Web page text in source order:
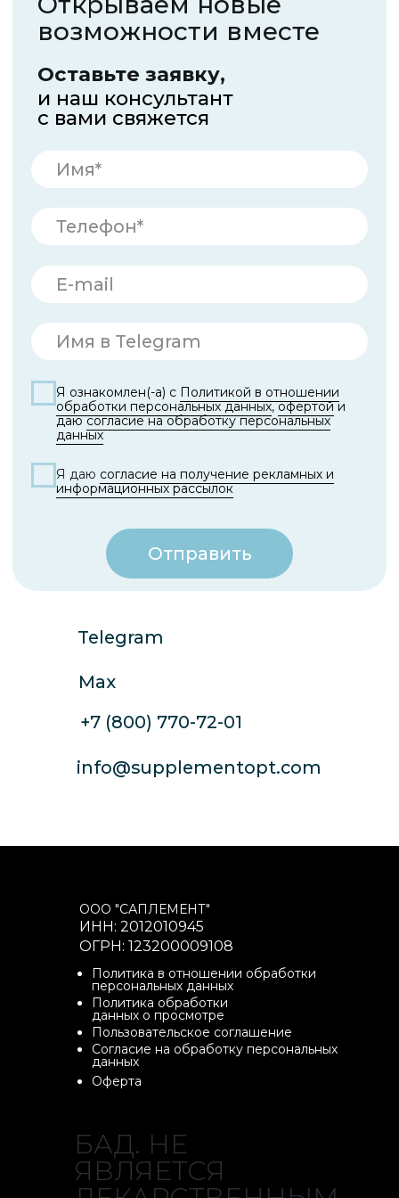
Политика в отношении обработки
персональных данных
Согласие на обработку персональных
данных
Политика обработки
данных о просмотре
Пользовательское соглашение
Оферта
ОГРН: 123200009108
БАД. НЕ
ЯВЛЯЕТСЯ
ИНН: 2012010945
ООО "САПЛЕМЕНТ"